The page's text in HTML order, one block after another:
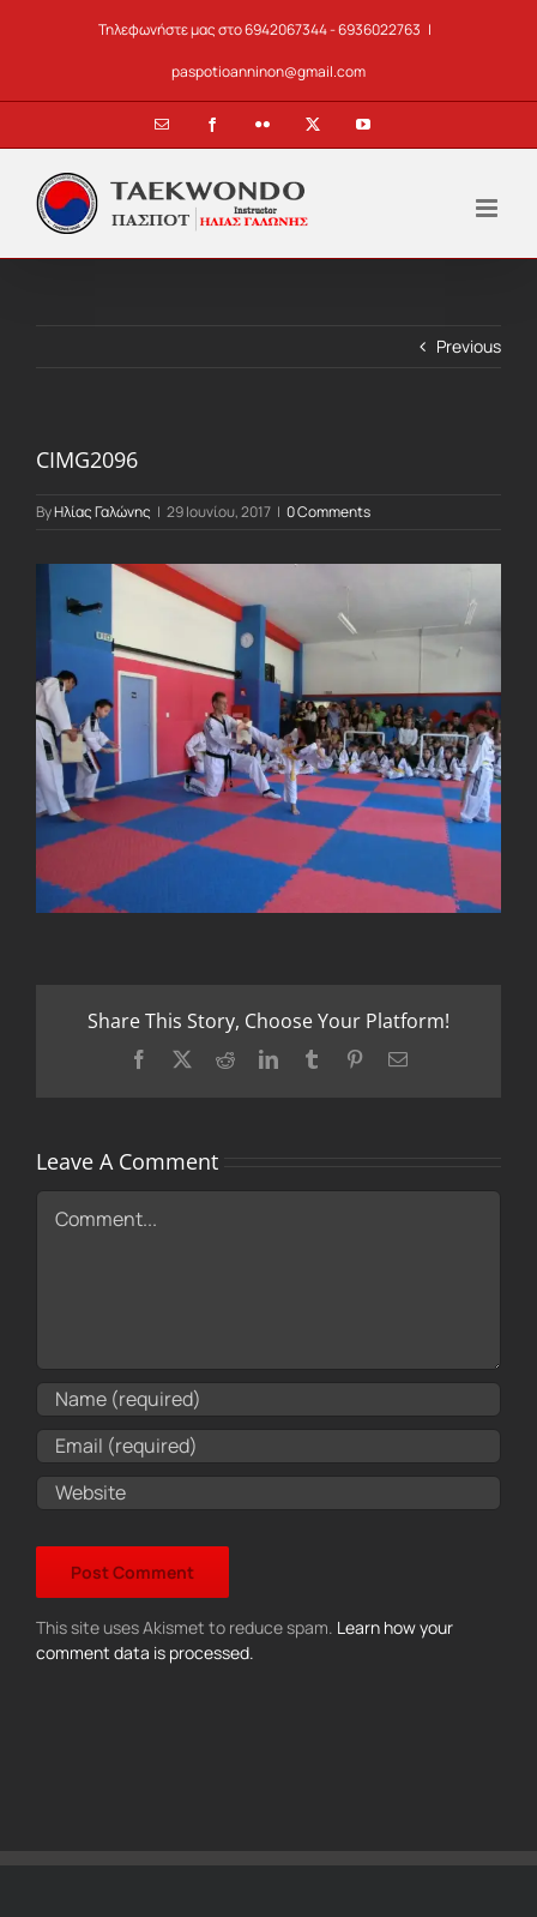
Τηλεφωνήστε μας στο 6942067344 - 6936022763 |
paspotioanninon@gmail.com
Email FacebookFlickr YouTube
Previous
CIMG2096
ByΗλίας Γαλώνης | 29 Ιουνίου, 2017 | 0 Comments
Share This Story, Choose Your Platform!
Facebook RedditLinkedInTumblr PinterestEmail
Leave A Comment
Comment
This site uses Akismet to reduce spam. Learn how your
comment data is processed.